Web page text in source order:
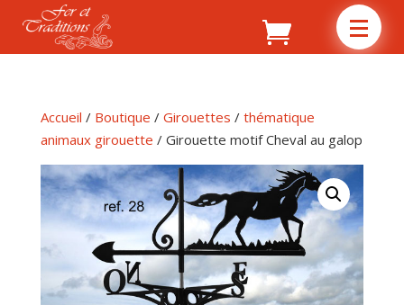
Accueil / Boutique / Girouettes / thématique
animaux girouette / Girouette motif Cheval au galop